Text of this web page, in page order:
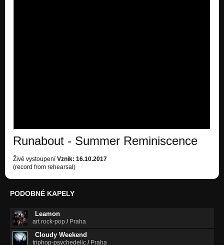
See the Light
Try to recall
Nezařazeno
Megapolis II
Megapolis
Nezařazeno
Runabout - Summer Reminiscence
Živé vystoupení Vznik: 16.10.2017
(record from rehearsal)
PODOBNÉ KAPELY
Leamon
art rock-pop / Praha
Cloudy Weekend
triphop-psychedelic / Praha